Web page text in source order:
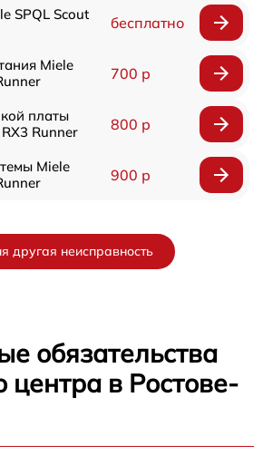
SPQL Scout
бесплатно
Miele
700 р
платы
Runner
800 р
Miele
900 р
другая неисправность
обязательства
центра в Ростове-